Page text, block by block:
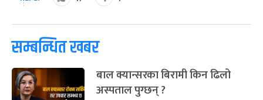
सम्बन्धित खबर
बाल क्यान्सरका बिरामी किन ढिलो
अस्पताल पुग्छन् ?